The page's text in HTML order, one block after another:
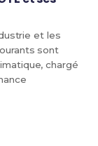
et les
sont
chargé